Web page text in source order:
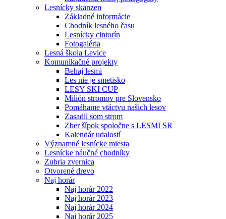
Lesnícky skanzen
Základné informácie
Chodník lesného času
Lesnícky cintorín
Fotogaléria
Lesná škola Levice
Komunikačné projekty
Behaj lesmi
Les nie je smetisko
LESY SKI CUP
Milión stromov pre Slovensko
Pomáhame vtáctvu našich lesov
Zasadil som strom
Zber šípok spoločne s LESMI SR
Kalendár udalostí
Významné lesnícke miesta
Lesnícke náučné chodníky
Zubria zvernica
Otvorené drevo
Naj horár
Naj horár 2022
Naj horár 2023
Naj horár 2024
Naj horár 2025